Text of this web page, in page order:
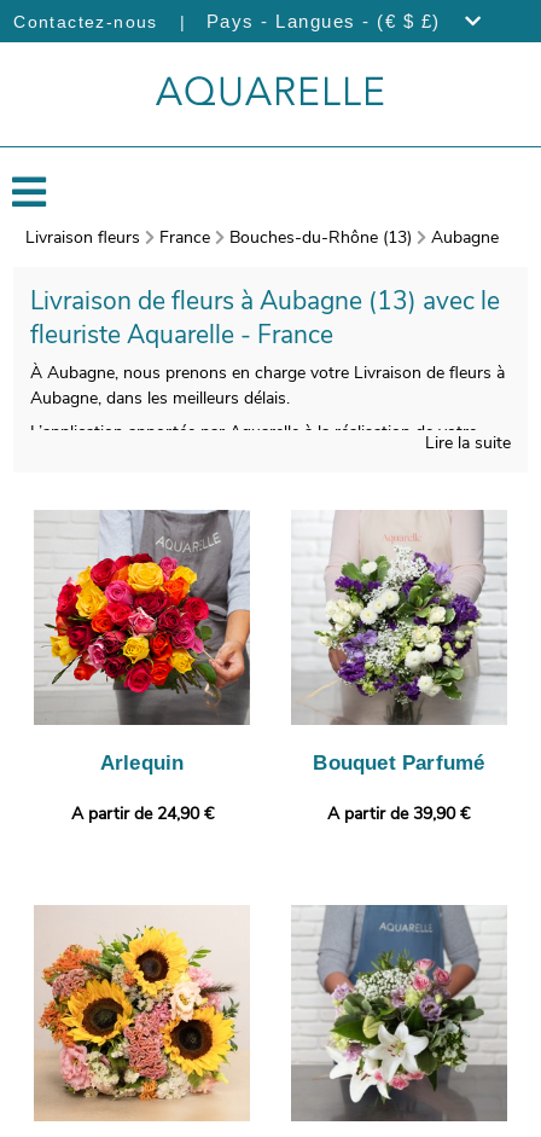
Contactez-nous | Pays - Langues - (€ $ £)
Livraison fleurs France Bouches-du-Rhône (13) Aubagne
Livraison de fleurs à Aubagne (13) avec le
fleuriste Aquarelle - France
À Aubagne, nous prenons en charge votre Livraison de fleurs à
Aubagne, dans les meilleurs délais.
L’application apportée par Aquarelle à la réalisation de votre
qualitative à la fois. Nous prendrons une photographie de votre
bouquet après sa confection. Vous aurez ensuite l’opportunité
de visualiser l’apparence de votre bouquet, puisque l’objectif de
cette photo est de vous l’envoyer. Finalement, il sera envoyé en
express à Aubagne. Rendez votre cadeau plus personnel
encore avec une photo ou un message de votre choix.
Lire la suite
Arlequin
A partir de 24,90 €
Bouquet Parfumé
A partir de 39,90 €